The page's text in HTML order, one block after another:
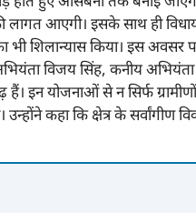
आएगी। इसके साथ ही
भी शिलान्यास किया। इस
विजय सिंह, कनीय अभियंता
इन योजनाओं से न सिर्फ
उन्होंने कहा कि क्षेत्र के सर्वांगीण